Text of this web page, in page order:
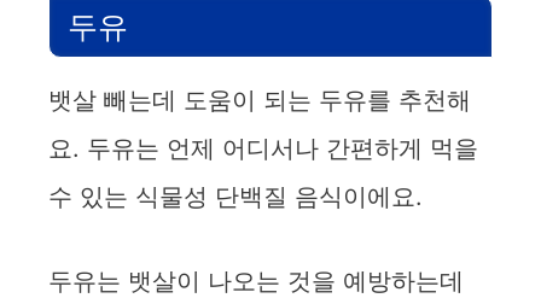
두유
뱃살 빼는데 도움이 되는 두유를 추천해
요. 두유는 언제 어디서나 간편하게 먹을
수 있는 식물성 단백질 음식이에요.
두유는 뱃살이 나오는 것을 예방하는데